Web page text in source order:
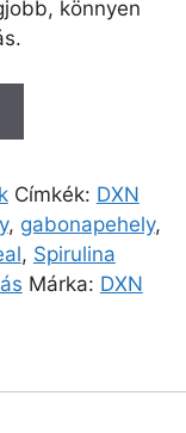
könnyen
Címkék: DXN
, gabonapehely,
, Spirulina
Márka: DXN